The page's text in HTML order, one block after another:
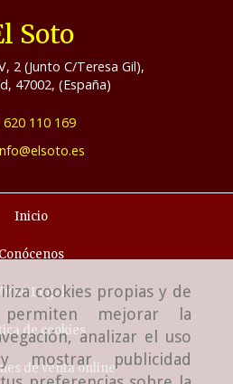
cookies propias y de
mejorar la
analizar el uso
publicidad
Soto
2 (Junto C/Teresa Gil),
, 47002, (España)
620 110 169
elsoto.es
Inicio
Conócenos
Legal
de cookies
de venta online